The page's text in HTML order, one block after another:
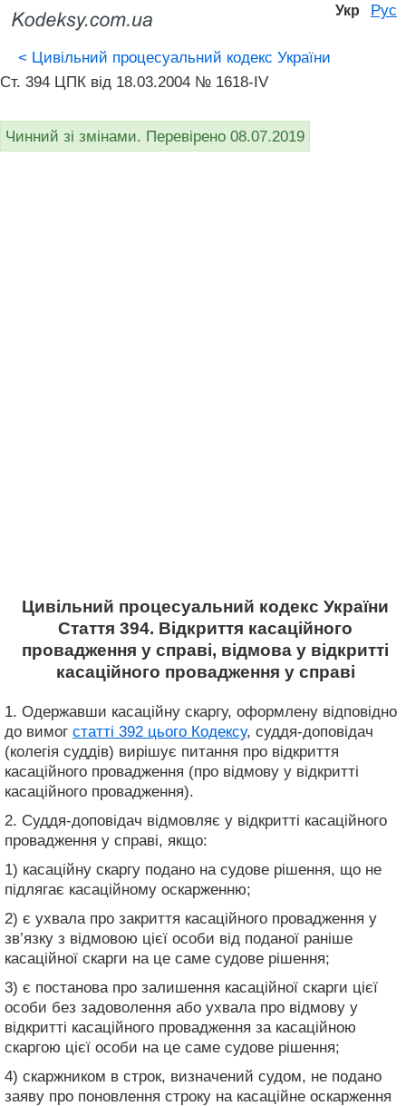
Укр Рус
< Цивільний процесуальний кодекс України
Ст. 394 ЦПК від 18.03.2004 № 1618-IV
Чинний зі змінами. Перевірено 08.07.2019
Цивільний процесуальний кодекс України
Стаття 394. Відкриття касаційного
провадження у справі, відмова у відкритті
касаційного провадження у справі
1. Одержавши касаційну скаргу, оформлену відповідно
до вимог статті 392 цього Кодексу, суддя-доповідач
(колегія суддів) вирішує питання про відкриття
касаційного провадження (про відмову у відкритті
касаційного провадження).
2. Суддя-доповідач відмовляє у відкритті касаційного
провадження у справі, якщо:
1) касаційну скаргу подано на судове рішення, що не
підлягає касаційному оскарженню;
2) є ухвала про закриття касаційного провадження у
зв’язку з відмовою цієї особи від поданої раніше
касаційної скарги на це саме судове рішення;
3) є постанова про залишення касаційної скарги цієї
особи без задоволення або ухвала про відмову у
відкритті касаційного провадження за касаційною
скаргою цієї особи на це саме судове рішення;
4) скаржником в строк, визначений судом, не подано
заяву про поновлення строку на касаційне оскарження